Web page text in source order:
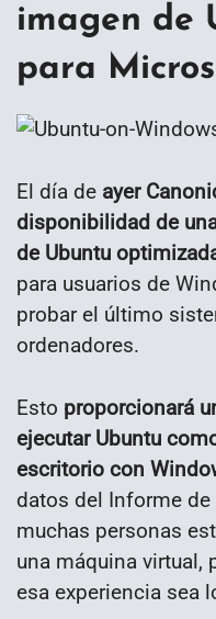
imagen de
para
El día de ayer
disponibilidad de
de Ubuntu
para usuarios de
probar el último
ordenadores.
Esto proporcionará
ejecutar Ubuntu
escritorio con
datos del Informe
muchas personas
una máquina virtual,
esa experiencia sea